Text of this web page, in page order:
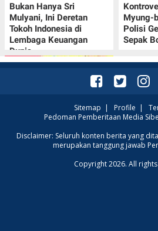
Bukan Hanya Sri
Mulyani, Ini Deretan
Tokoh Indonesia di
Lembaga Keuangan
Dunia
Myung-
Polisi
Sepak
Promo JSM Alfamart 7–
9 Agustus 2026, Minyak
Sitemap | Profile |
Pedoman Pemberitaan Media
Disclaimer: Seluruh konten berita yang
merupakan tanggung jawab
Copyright 2026. All